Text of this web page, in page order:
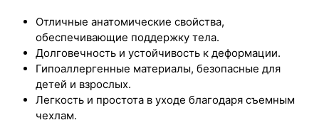
Отличные анатомические свойства,
обеспечивающие поддержку тела.
Долговечность и устойчивость к деформации.
Гипоаллергенные материалы, безопасные для
детей и взрослых.
Легкость и простота в уходе благодаря съемным
чехлам.